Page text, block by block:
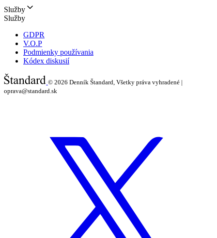
Služby
Služby
GDPR
V.O.P
Podmienky používania
Kódex diskusií
© 2026 Denník Štandard, Všetky práva vyhradené |
oprava@standard.sk